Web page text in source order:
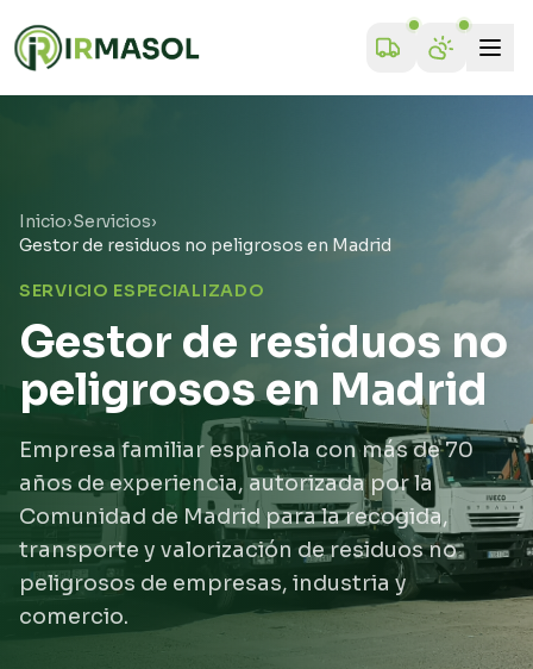
Inicio›Servicios›
Gestor de residuos no peligrosos en Madrid
SERVICIO ESPECIALIZADO
Gestor de residuos no
peligrosos en Madrid
Empresa familiar española con más de 70
años de experiencia, autorizada por la
Comunidad de Madrid para la recogida,
transporte y valorización de residuos no
peligrosos de empresas, industria y
comercio.